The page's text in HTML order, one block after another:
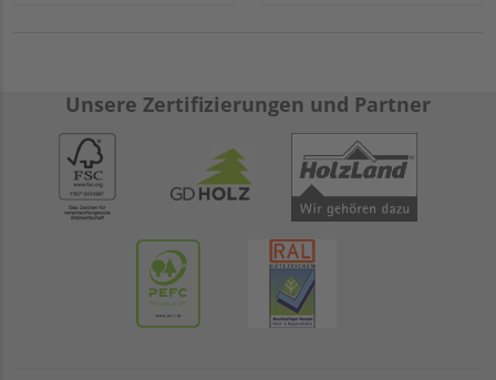
Unsere Zertifizierungen und Partner